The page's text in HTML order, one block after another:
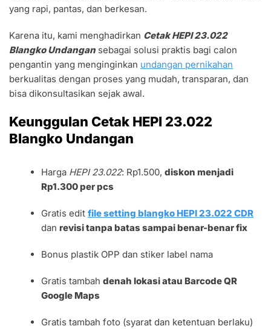
yang rapi, pantas, dan berkesan.
Karena itu, kami menghadirkan Cetak HEPI 23.022
Blangko Undangan sebagai solusi praktis bagi calon
pengantin yang menginginkan undangan pernikahan
berkualitas dengan proses yang mudah, transparan, dan
bisa dikonsultasikan sejak awal.
Keunggulan Cetak HEPI 23.022
Blangko Undangan
Harga HEPI 23.022: Rp1.500,diskon menjadi
Rp1.300 per pcs
Gratis editfile setting blangko HEPI 23.022 CDR
danrevisi tanpa batas sampai benar-benar fix
Bonus plastik OPP dan stiker label nama
Gratis tambahdenah lokasi atau Barcode QR
Google Maps
Gratis tambah foto (syarat dan ketentuan berlaku)